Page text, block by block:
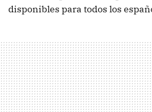
disponibles para todos los